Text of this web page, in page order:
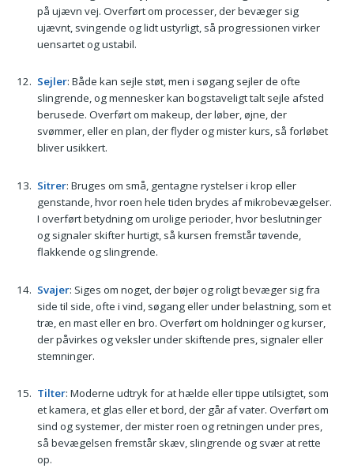
på ujævn vej. Overført om processer, der bevæger sig
ujævnt, svingende og lidt ustyrligt, så progressionen virker
uensartet og ustabil.
Sejler: Både kan sejle støt, men i søgang sejler de ofte
slingrende, og mennesker kan bogstaveligt talt sejle afsted
berusede. Overført om makeup, der løber, øjne, der
svømmer, eller en plan, der flyder og mister kurs, så forløbet
bliver usikkert.
Sitrer: Bruges om små, gentagne rystelser i krop eller
genstande, hvor roen hele tiden brydes af mikrobevægelser.
I overført betydning om urolige perioder, hvor beslutninger
og signaler skifter hurtigt, så kursen fremstår tøvende,
flakkende og slingrende.
Svajer: Siges om noget, der bøjer og roligt bevæger sig fra
side til side, ofte i vind, søgang eller under belastning, som et
træ, en mast eller en bro. Overført om holdninger og kurser,
der påvirkes og veksler under skiftende pres, signaler eller
stemninger.
Tilter: Moderne udtryk for at hælde eller tippe utilsigtet, som
et kamera, et glas eller et bord, der går af vater. Overført om
sind og systemer, der mister roen og retningen under pres,
så bevægelsen fremstår skæv, slingrende og svær at rette
op.